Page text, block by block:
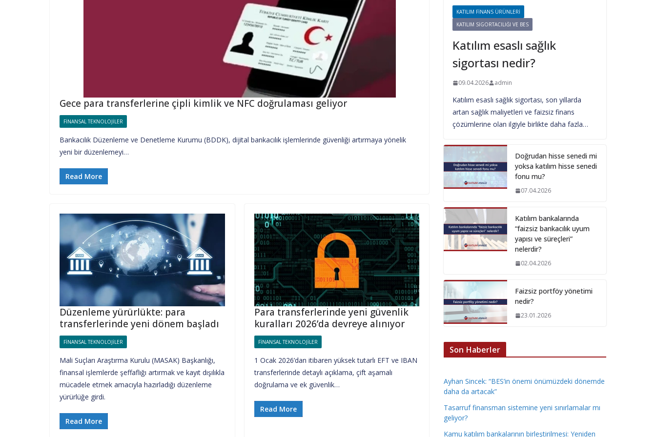
Gece para transferlerine çipli kimlik ve NFC doğrulaması geliyor
FINANSAL TEKNOLOJILER
Bankacılık Düzenleme ve Denetleme Kurumu (BDDK), dijital bankacılık işlemlerinde güvenliği artırmaya yönelik
yeni bir düzenlemeyi…
Read More
Düzenleme yürürlükte: para
transferlerinde yeni dönem başladı
FINANSAL TEKNOLOJILER
Mali Suçları Araştırma Kurulu (MASAK) Başkanlığı,
finansal işlemlerde şeffaflığı artırmak ve kayıt dışılıkla
mücadele etmek amacıyla hazırladığı düzenleme
yürürlüğe girdi.
Read More
Para transferlerinde yeni güvenlik
kuralları 2026’da devreye alınıyor
FINANSAL TEKNOLOJILER
1 Ocak 2026’dan itibaren yüksek tutarlı EFT ve IBAN
transferlerinde detaylı açıklama, çift aşamalı
doğrulama ve ek güvenlik…
Read More
KATILIM FINANS ÜRÜNLERI
KATILIM SIGORTACILIĞI VE BES
Katılım esaslı sağlık
sigortası nedir?
09.04.2026 admin
Katılım esaslı sağlık sigortası, son yıllarda
artan sağlık maliyetleri ve faizsiz finans
çözümlerine olan ilgiyle birlikte daha fazla…
Doğrudan hisse senedi mi
yoksa katılım hisse senedi
fonu mu?
07.04.2026
Katılım bankalarında
“faizsiz bankacılık uyum
yapısı ve süreçleri”
nelerdir?
02.04.2026
Faizsiz portföy yönetimi
nedir?
23.01.2026
Son Haberler
Ayhan Sincek: “BES’in önemi önümüzdeki dönemde
daha da artacak”
Tasarruf finansman sistemine yeni sınırlamalar mı
geliyor?
Kamu katılım bankalarının birleştirilmesi: Yeniden